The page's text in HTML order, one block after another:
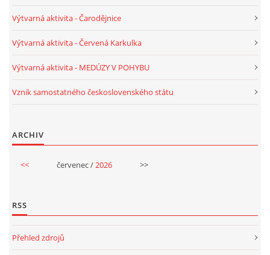
BÁSNĚ K TÉMATU PODZIM
Výtvarná aktivita - Čarodějnice
Výtvarná aktivita - Červená Karkulka
Výtvarná aktivita - MEDÚZY V POHYBU
Vznik samostatného československého státu
ARCHIV
<< červenec /2026 >>
RSS
Přehled zdrojů